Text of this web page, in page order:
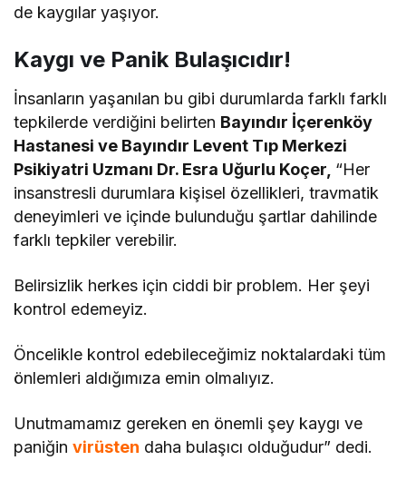
de kaygılar yaşıyor.
Kaygı ve Panik Bulaşıcıdır!
İnsanların yaşanılan bu gibi durumlarda farklı farklı
tepkilerde verdiğini belirten Bayındır İçerenköy
Hastanesi ve Bayındır Levent Tıp Merkezi
Psikiyatri Uzmanı Dr. Esra Uğurlu Koçer, “Her
insanstresli durumlara kişisel özellikleri, travmatik
deneyimleri ve içinde bulunduğu şartlar dahilinde
farklı tepkiler verebilir.
Belirsizlik herkes için ciddi bir problem. Her şeyi
kontrol edemeyiz.
Öncelikle kontrol edebileceğimiz noktalardaki tüm
önlemleri aldığımıza emin olmalıyız.
Unutmamamız gereken en önemli şey kaygı ve
paniğinvirüsten daha bulaşıcı olduğudur” dedi.